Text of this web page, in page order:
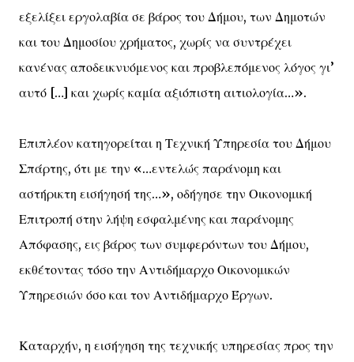
εξελίξει εργολαβία σε βάρος του Δήμου, των Δημοτών
και του Δημοσίου χρήματος, χωρίς να συντρέχει
κανένας αποδεικνυόμενος και προβλεπόμενος λόγος γι’
αυτό […] και χωρίς καμία αξιόπιστη αιτιολογία…».
Επιπλέον κατηγορείται η Τεχνική Υπηρεσία του Δήμου
Σπάρτης, ότι με την «…εντελώς παράνομη και
αστήρικτη εισήγησή της…», οδήγησε την Οικονομική
Επιτροπή στην λήψη εσφαλμένης και παράνομης
Απόφασης, εις βάρος των συμφερόντων του Δήμου,
εκθέτοντας τόσο την Αντιδήμαρχο Οικονομικών
Υπηρεσιών όσο και τον Αντιδήμαρχο Έργων.
Καταρχήν, η εισήγηση της τεχνικής υπηρεσίας προς την